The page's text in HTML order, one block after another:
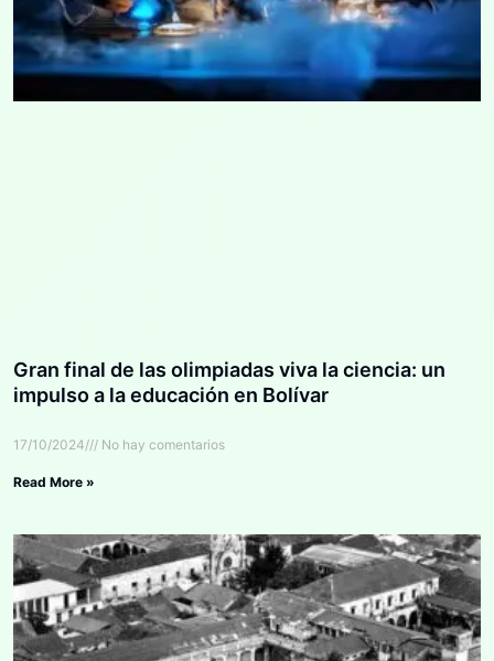
Gran final de las olimpiadas viva la ciencia: un
impulso a la educación en Bolívar
17/10/2024 No hay comentarios
Read More »